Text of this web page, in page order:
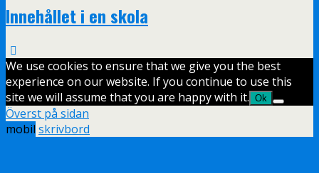
Innehållet i en skola
We use cookies to ensure that we give you the best
experience on our website. If you continue to use this
site we will assume that you are happy with it. Ok
Överst på sidan
mobil skrivbord